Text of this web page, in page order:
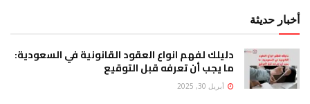
أخبار حديثة
دليلك لفهم انواع العقود القانونية في السعودية:
ما يجب أن تعرفه قبل التوقيع
أبريل 30, 2025